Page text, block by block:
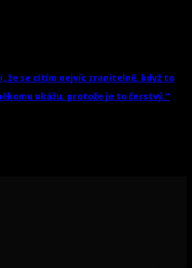
že se cítím nejvíc zranitelně, když to
ukážu, protože je to čerstvý.“